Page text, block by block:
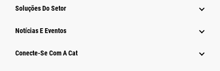
Soluções Do Setor
Notícias E Eventos
Conecte-Se Com A Cat